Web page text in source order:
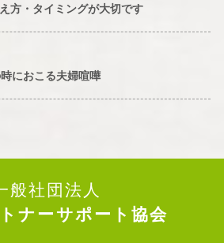
方・タイミングが大切です
におこる夫婦喧嘩
般社団法人
ナーサポート協会